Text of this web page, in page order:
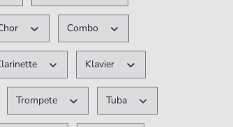
Combo
Klavier
Trompete Tuba